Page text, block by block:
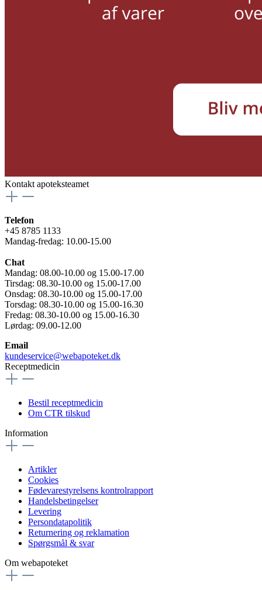
Kontakt apoteksteamet
Telefon
+45 8785 1133
Mandag-fredag: 10.00-15.00
Chat
Mandag: 08.00-10.00 og 15.00-17.00
Tirsdag: 08.30-10.00 og 15.00-17.00
Onsdag: 08.30-10.00 og 15.00-17.00
Torsdag: 08.30-10.00 og 15.00-16.30
Fredag: 08.30-10.00 og 15.00-16.30
Lørdag: 09.00-12.00
Email
kundeservice@webapoteket.dk
Receptmedicin
Bestil receptmedicin
Om CTR tilskud
Information
Artikler
Cookies
Fødevarestyrelsens kontrolrapport
Handelsbetingelser
Levering
Persondatapolitik
Returnering og reklamation
Spørgsmål & svar
Om webapoteket